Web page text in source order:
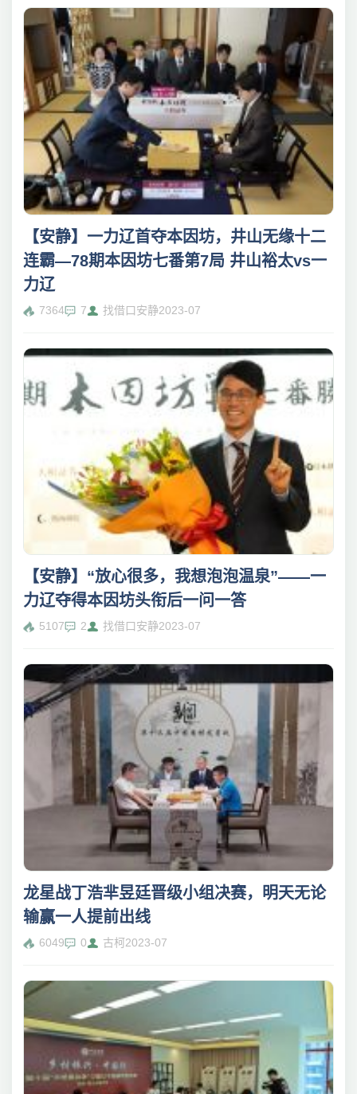
【安静】一力辽首夺本因坊，井山无缘十二
连霸—78期本因坊七番第7局 井山裕太vs一
力辽
7364 7 找借口安静2023-07
【安静】“放心很多，我想泡泡温泉”——一
力辽夺得本因坊头衔后一问一答
5107 2 找借口安静2023-07
龙星战丁浩芈昱廷晋级小组决赛，明天无论
输赢一人提前出线
6049 0 古柯2023-07